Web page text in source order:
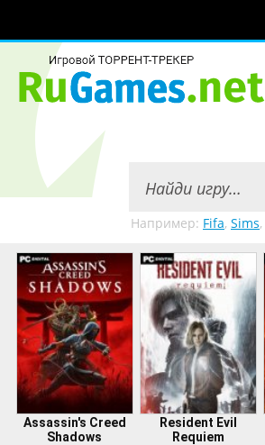
Например: Fifa, Sims,
Assassin's Creed
Shadows
Resident Evil
Requiem